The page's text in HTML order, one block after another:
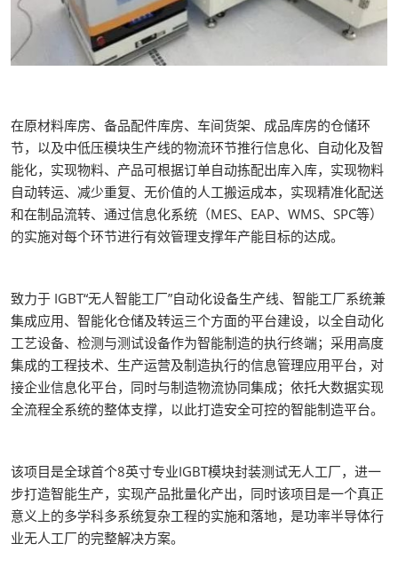
在原材料库房、备品配件库房、车间货架、成品库房的仓储环
节，以及中低压模块生产线的物流环节推行信息化、自动化及智
能化，实现物料、产品可根据订单自动拣配出库入库，实现物料
自动转运、减少重复、无价值的人工搬运成本，实现精准化配送
和在制品流转、通过信息化系统（MES、EAP、WMS、SPC等）
的实施对每个环节进行有效管理支撑年产能目标的达成。
致力于 IGBT“无人智能工厂”自动化设备生产线、智能工厂系统兼
集成应用、智能化仓储及转运三个方面的平台建设，以全自动化
工艺设备、检测与测试设备作为智能制造的执行终端；采用高度
集成的工程技术、生产运营及制造执行的信息管理应用平台，对
接企业信息化平台，同时与制造物流协同集成；依托大数据实现
全流程全系统的整体支撑，以此打造安全可控的智能制造平台。
该项目是全球首个8英寸专业IGBT模块封装测试无人工厂，进一
步打造智能生产，实现产品批量化产出，同时该项目是一个真正
意义上的多学科多系统复杂工程的实施和落地，是功率半导体行
业无人工厂的完整解决方案。